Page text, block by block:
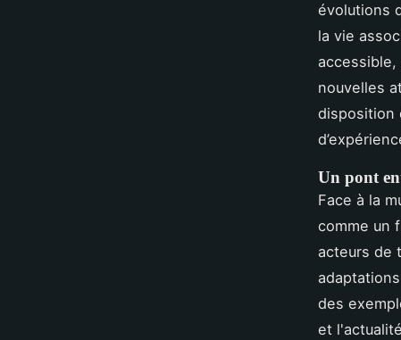
évolutions
la vie
accessible,
nouvelles
disposition
Un pont
Face à la
comme un
acteurs de
des
et